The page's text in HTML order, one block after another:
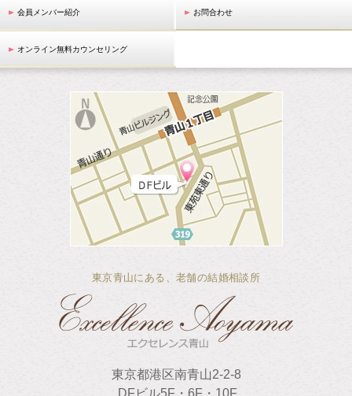
会員メンバー紹介
オンライン無料カウンセリング
お問合わせ
東京青山にある、老舗の結婚相談所
東京都港区南青山2-2-8